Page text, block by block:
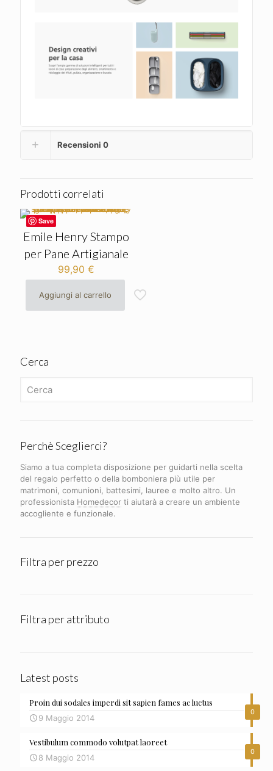
Recensioni 0
Prodotti correlati
Save
Emile Henry Stampo
per Pane Artigianale
99,90 €
Aggiungi al carrello
Cerca
Perchè Sceglierci?
Siamo a tua completa disposizione per guidarti nella scelta
del regalo perfetto o della bomboniera più utile per
matrimoni, comunioni, battesimi, lauree e molto altro. Un
professionista Homedecor ti aiutarà a creare un ambiente
accogliente e funzionale.
Filtra per prezzo
Filtra per attributo
Latest posts
0
Proin dui sodales imperdi sit sapien fames ac luctus
9 Maggio 2014
0
Vestibulum commodo volutpat laoreet
8 Maggio 2014